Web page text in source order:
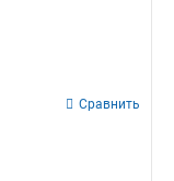
Сравнить